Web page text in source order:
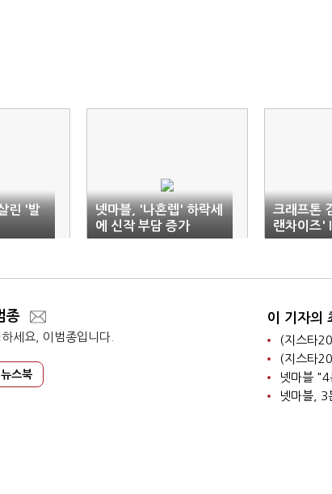
린 '발
넷마블, '나혼렙' 하락세
에 신작 부담 증가
크래프톤
랜차이즈'
치 배가"
종
세요, 이범종입니다.
뉴스북
이 기자의
(지스타
(지스타
넷마블
넷마블,